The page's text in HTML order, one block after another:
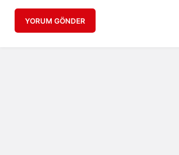
YORUM GÖNDER